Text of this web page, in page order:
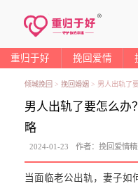
重归于好 挽回爱情
倾城挽回 > 挽回婚姻 > 男人出轨了
男人出轨了要怎么办
略
2024-01-23 作者：挽回爱情
当面临老公出轨，妻子如